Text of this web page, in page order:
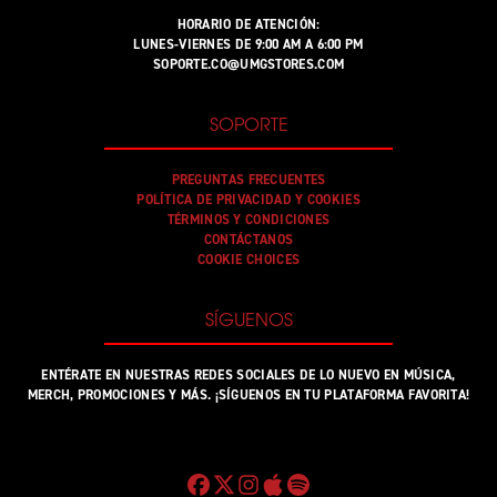
HORARIO DE ATENCIÓN:
LUNES-VIERNES DE 9:00 AM A 6:00 PM
SOPORTE.CO@UMGSTORES.COM
SOPORTE
PREGUNTAS FRECUENTES
POLÍTICA DE PRIVACIDAD Y COOKIES
TÉRMINOS Y CONDICIONES
CONTÁCTANOS
COOKIE CHOICES
SÍGUENOS
ENTÉRATE EN NUESTRAS REDES SOCIALES DE LO NUEVO EN MÚSICA,
MERCH, PROMOCIONES Y MÁS. ¡SÍGUENOS EN TU PLATAFORMA FAVORITA!